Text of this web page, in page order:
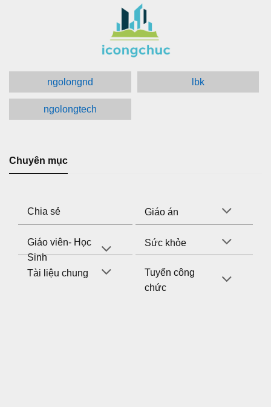
ngolongnd lbk
ngolongtech
Chuyên mục
Chia sẻ Giáo án
Giáo viên- Học
Sinh
Sức khỏe
Tài liệu chung
Tuyển công
chức